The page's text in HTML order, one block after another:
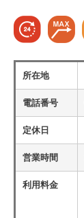
所在地
電話番号
定休日
営業時間
利用料金